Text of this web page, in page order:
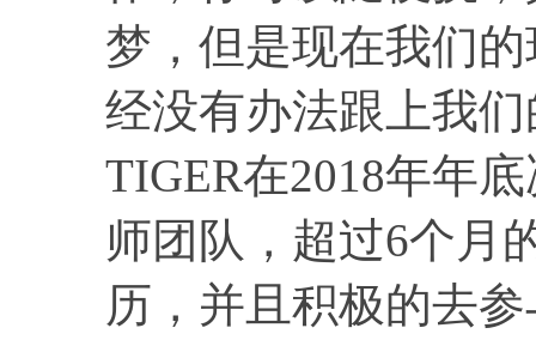
梦，但是现在我们
经没有办法跟上我
TIGER在2018年年
师团队，超过6个月
历，并且积极的去